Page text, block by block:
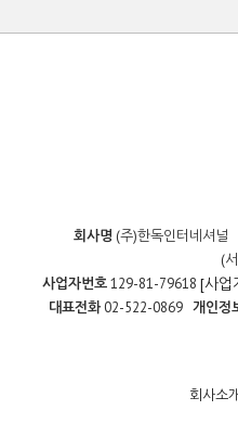
회사명 (주)한독인터네셔널
(
사업자번호129-81-79618 [사업
대표전화02-522-0869 개인정
회사소